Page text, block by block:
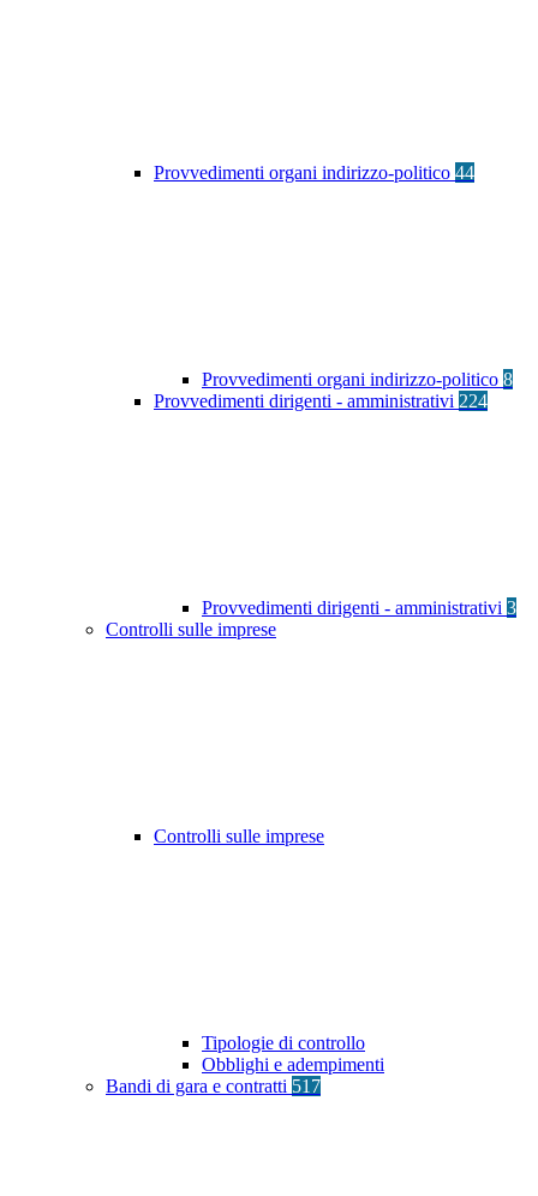
Provvedimenti organi indirizzo-politico 44
Provvedimenti organi indirizzo-politico 8
Provvedimenti dirigenti - amministrativi 224
Provvedimenti dirigenti - amministrativi 3
Controlli sulle imprese
Controlli sulle imprese
Tipologie di controllo
Obblighi e adempimenti
Bandi di gara e contratti 517